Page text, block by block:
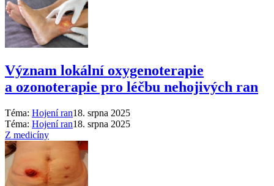
Význam lokální oxygenoterapie
a ozonoterapie pro léčbu nehojivých ran
Téma: Hojení ran18. srpna 2025
Téma: Hojení ran18. srpna 2025
Z medicíny